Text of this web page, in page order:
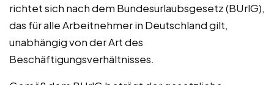
richtet sich nach dem Bundesurlaubsgesetz (BUrlG),
das für alle Arbeitnehmer in Deutschland gilt,
unabhängig von der Art des
Beschäftigungsverhältnisses.